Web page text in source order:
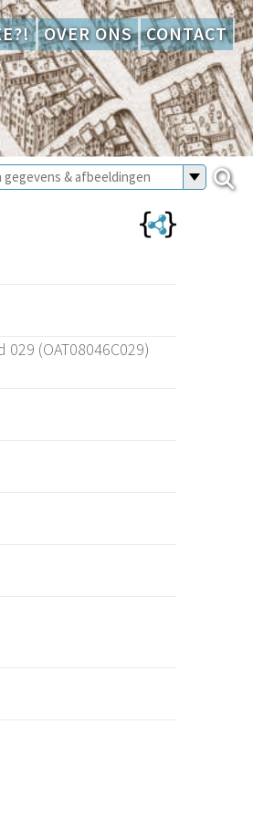
OVER ONS CONTACT
(OAT08046C029)